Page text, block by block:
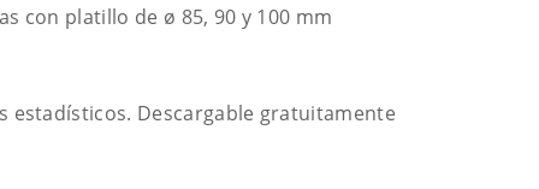
con platillo de ø 85, 90 y 100 mm
estadísticos. Descargable gratuitamente